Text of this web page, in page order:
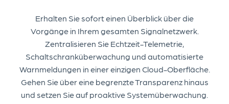
Erhalten Sie sofort einen Überblick über die
Vorgänge in Ihrem gesamten Signalnetzwerk.
Zentralisieren Sie Echtzeit-Telemetrie,
Schaltschranküberwachung und automatisierte
Warnmeldungen in einer einzigen Cloud-Oberfläche.
Gehen Sie über eine begrenzte Transparenz hinaus
und setzen Sie auf proaktive Systemüberwachung.